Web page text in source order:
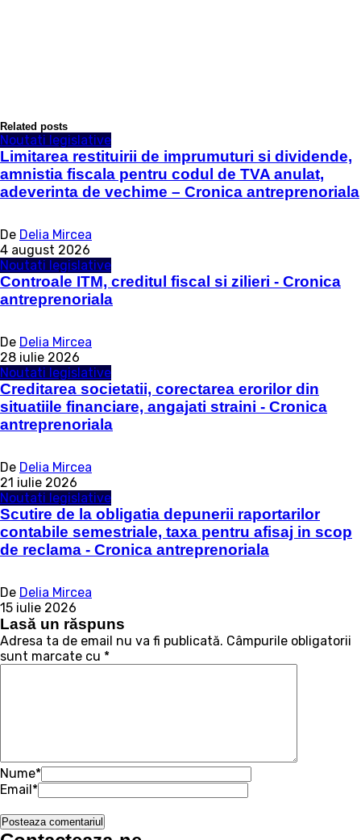
Related posts
Noutati legislative
Limitarea restituirii de imprumuturi si dividende,
amnistia fiscala pentru codul de TVA anulat,
adeverinta de vechime – Cronica antreprenoriala
De Delia Mircea
4 august 2026
Noutati legislative
Controale ITM, creditul fiscal si zilieri - Cronica
antreprenoriala
De Delia Mircea
28 iulie 2026
Noutati legislative
Creditarea societatii, corectarea erorilor din
situatiile financiare, angajati straini - Cronica
antreprenoriala
De Delia Mircea
21 iulie 2026
Noutati legislative
Scutire de la obligatia depunerii raportarilor
contabile semestriale, taxa pentru afisaj in scop
de reclama - Cronica antreprenoriala
De Delia Mircea
15 iulie 2026
Lasă un răspuns
Adresa ta de email nu va fi publicată. Câmpurile obligatorii
sunt marcate cu *
Nume*
Email*